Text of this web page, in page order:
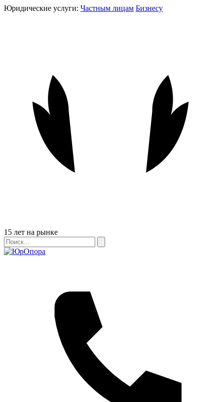
Юридические услуги: Частным лицам Бизнесу
Бейдж
15 лет на рынке
Поиск
Поиск